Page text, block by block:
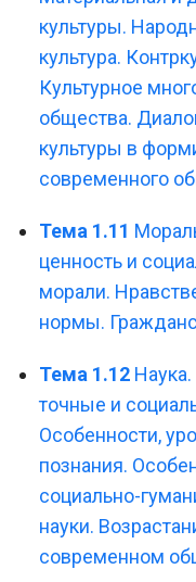
культуры.
культура.
Культурное
общества.
культуры в
современного
Тема 1.11
ценность и
морали.
нормы.
Тема 1.12
точные и
Особенности,
познания.
социально-
науки.
современном